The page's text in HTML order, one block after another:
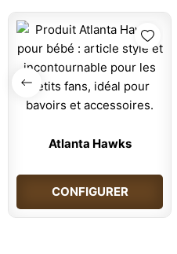
Atlanta Hawks
CONFIGURER